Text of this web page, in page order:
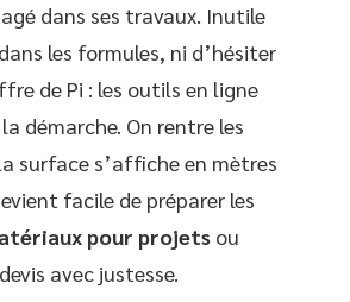
dans ses travaux. Inutile
les formules, ni d’hésiter
de Pi : les outils en ligne
démarche. On rentre les
surface s’affiche en mètres
facile de préparer les
pour projets ou
avec justesse.